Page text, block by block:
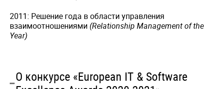
2011: Решение года в области управления
взаимоотношениями (Relationship Management of the
Year)
О конкурсе «European IT & Software